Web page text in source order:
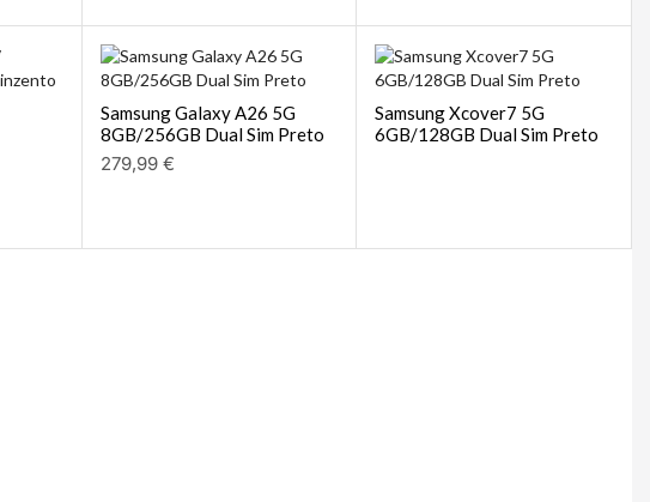
Samsung Galaxy A26 5G
8GB/256GB Dual Sim Preto
279,99 €
Samsung Xcover7 5G
6GB/128GB Dual Sim Preto